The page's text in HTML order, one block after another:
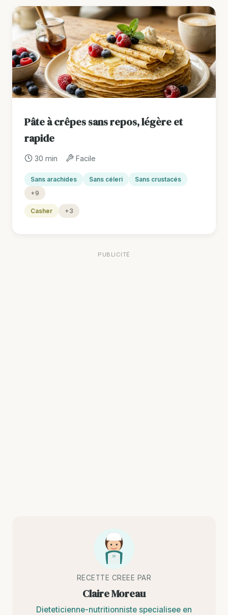
Pâte à crêpes sans repos, légère et
rapide
30 min Facile
Sans arachides Sans céleri
Sans crustacés
+9
Casher +3
PUBLICITÉ
RECETTE CREEE PAR
Claire Moreau
Dieteticienne-nutritionniste specialisee en